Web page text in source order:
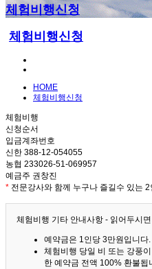
체험비행신청
체험비행신청
HOME
체험비행신청
체험비행
신청순서
입금계좌번호
신한 388-12-054055
농협 233026-51-069957
예금주 권창진
* 전문강사와 함께 누구나 즐길수 있는
체험비행 기타 안내사항 - 읽어두시
예약금은 1인당 3만원입니다.
체험비행 당일 비 또는 강풍
한 예약금 전액 100% 환불됩